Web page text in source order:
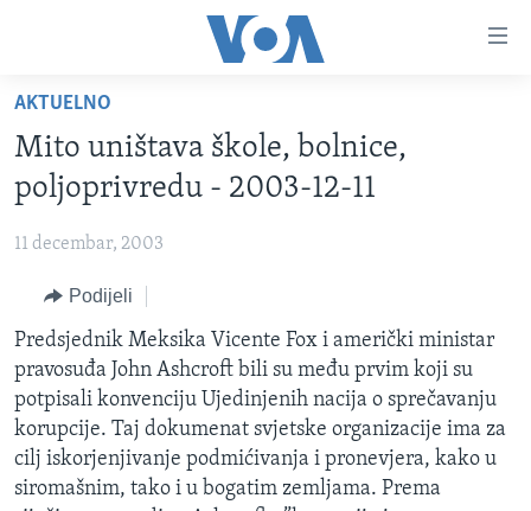
glavni
sadržaj
na
glavnu
pretragu
VIDEO
FOTOGRAFIJE DANA
VIJESTI
SJEDINJENE AMERIČKE DRŽAVE
BOSNA I HERCEGOVINA
NAUKA I TEHNOLOGIJA
SPECIJALNI PROJEKTI
KORUPCIJA
SLOBODA MEDIJA
ŽENSKA STRANA
AKTUELNO
Mito uništava škole, bolnice,
poljoprivredu - 2003-12-11
11 decembar, 2003
Podijeli
Predsjednik Meksika Vicente Fox i američki ministar
pravosuđa John Ashcroft bili su među prvim koji su
potpisali konvenciju Ujedinjenih nacija o sprečavanju
korupcije. Taj dokumenat svjetske organizacije ima za
cilj iskorjenjivanje podmićivanja i pronevjera, kako u
siromašnim, tako i u bogatim zemljama. Prema